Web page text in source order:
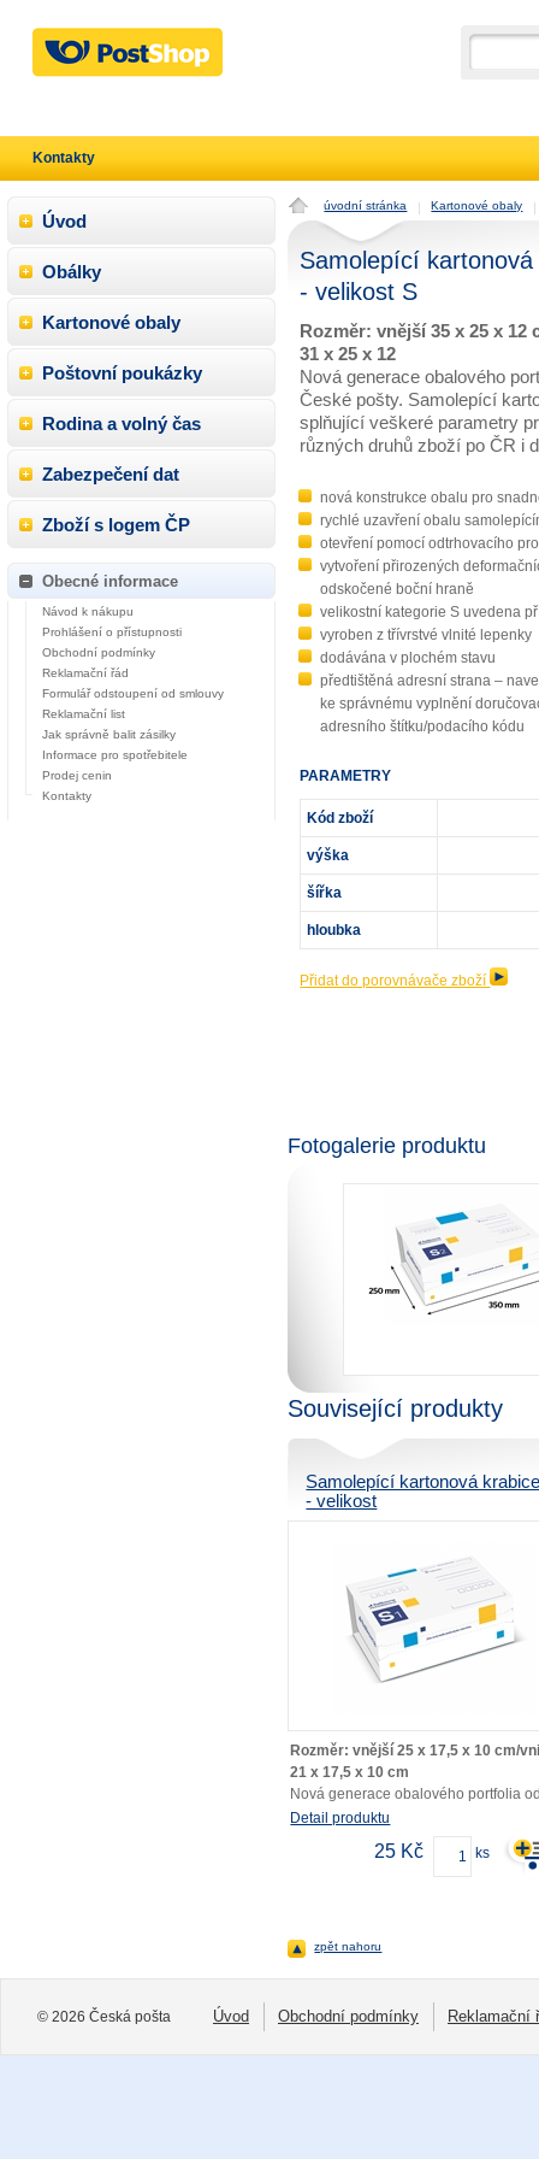
úvodní stránka Kartonové obaly
Samolepící
- velikost S
Rozměr: vnější 35 x 25 x 12
31 x 25 x 12
Nová generace obalového
České pošty. Samolepící
splňující veškeré parametry
různých druhů zboží po ČR i
nová konstrukce obalu pro
rychlé uzavření obalu
otevření pomocí odtrhovacího
vytvoření přirozených
odskočené boční hraně
velikostní kategorie S uvedena
vyroben z třívrstvé vlnité lepenky
dodávána v plochém stavu
předtištěná adresní strana –
ke správnému vyplnění
adresního štítku/podacího kódu
PARAMETRY
Kód zboží
výška
šířka
hloubka
Přidat do porovnávače zboží
Fotogalerie produktu
Související produkty
Samolepící kartonová
- velikost
Rozměr: vnější 25 x 17,5 x 10 cm/
21 x 17,5 x 10 cm
Nová generace obalového portfolia
České pošty. Samolepící kartonová
splňující veškeré parametry pro
různých druhů zboží po ČR i do
Detail produktu
ks
25 Kč
zpět nahoru
Úvod
Obálky
Kartonové obaly
Poštovní poukázky
Rodina a volný čas
Zabezpečení dat
Zboží s logem ČP
Obecné informace
Návod k nákupu
Prohlášení o přístupnosti
Obchodní podmínky
Reklamační řád
Formulář odstoupení od smlouvy
Reklamační list
Jak správně balit zásilky
Informace pro spotřebitele
Prodej cenin
Kontakty
Kontakty
© 2026 Česká pošta Úvod Obchodní podmínky Reklamační